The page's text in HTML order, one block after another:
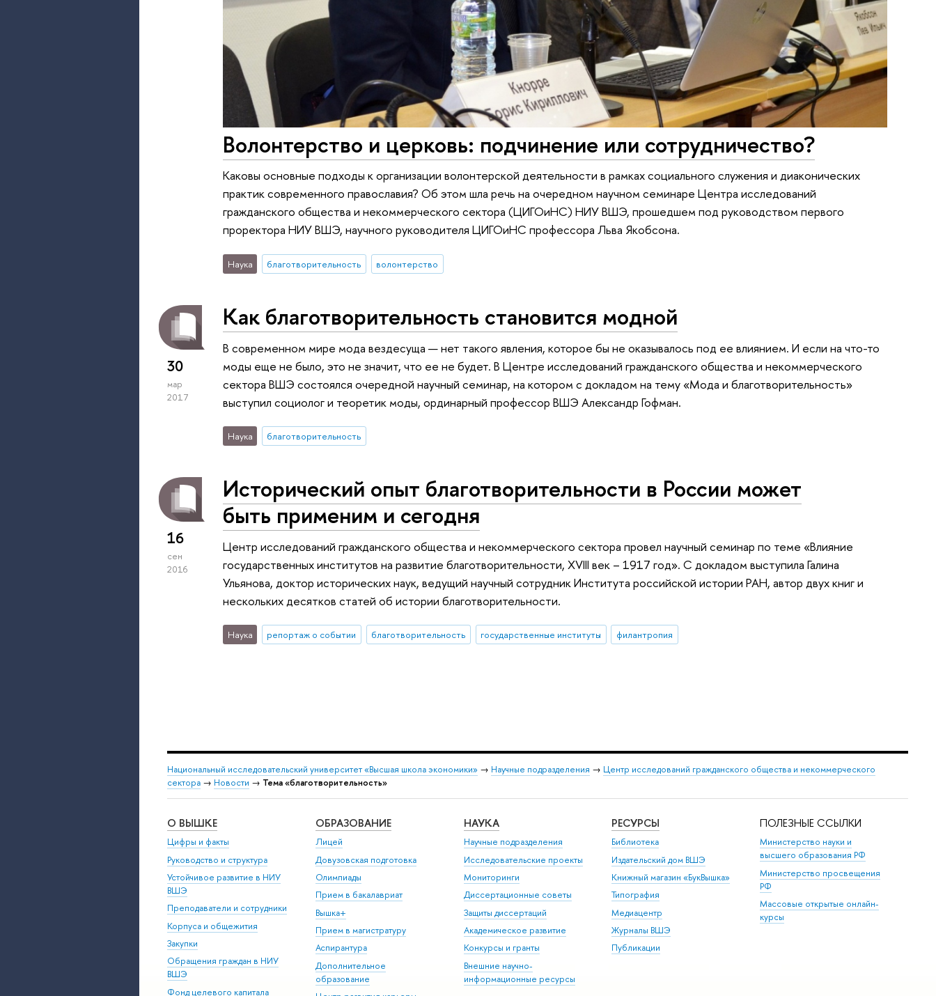
Волонтерство и церковь: подчинение или сотрудничество?
Каковы основные подходы к организации волонтерской деятельности в рамках социального служения и диаконических
практик современного православия? Об этом шла речь на очередном научном семинаре Центра исследований
гражданского общества и некоммерческого сектора (ЦИГОиНС) НИУ ВШЭ, прошедшем под руководством первого
проректора НИУ ВШЭ, научного руководителя ЦИГОиНС профессора Льва Якобсона.
Наука благотворительность волонтерство
30
мар
2017
Как благотворительность становится модной
В современном мире мода вездесуща — нет такого явления, которое бы не оказывалось под ее влиянием. И если на что-то
моды еще не было, это не значит, что ее не будет. В Центре исследований гражданского общества и некоммерческого
сектора ВШЭ состоялся очередной научный семинар, на котором с докладом на тему «Мода и благотворительность»
выступил социолог и теоретик моды, ординарный профессор ВШЭ Александр Гофман.
Наука благотворительность
16
сен
2016
Исторический опыт благотворительности в России может
быть применим и сегодня
Центр исследований гражданского общества и некоммерческого сектора провел научный семинар по теме «Влияние
государственных институтов на развитие благотворительности, XVIII век – 1917 год». С докладом выступила Галина
Ульянова, доктор исторических наук, ведущий научный сотрудник Института российской истории РАН, автор двух книг и
нескольких десятков статей об истории благотворительности.
Наука репортаж о событии благотворительность государственные институты филантропия
Национальный исследовательский университет «Высшая школа экономики» → Научные подразделения → Центр исследований гражданского общества и некоммерческого
сектора → Новости → Тема «благотворительность»
О ВЫШКЕ
Цифры и факты
Руководство и структура
Устойчивое развитие в НИУ
ВШЭ
Преподаватели и сотрудники
Корпуса и общежития
Закупки
Обращения граждан в НИУ
ВШЭ
Фонд целевого капитала
ОБРАЗОВАНИЕ
Лицей
Довузовская подготовка
Олимпиады
Прием в бакалавриат
Вышка+
Прием в магистратуру
Аспирантура
Дополнительное
образование
НАУКА
Научные подразделения
Исследовательские проекты
Мониторинги
Диссертационные советы
Защиты диссертаций
Академическое развитие
Конкурсы и гранты
Внешние научно-
информационные ресурсы
РЕСУРСЫ
Библиотека
Издательский дом ВШЭ
Книжный магазин «БукВышка»
Типография
Медиацентр
Журналы ВШЭ
Публикации
ПОЛЕЗНЫЕ ССЫЛКИ
Министерство науки и
высшего образования РФ
Министерство просвещения
РФ
Массовые открытые онлайн-
курсы